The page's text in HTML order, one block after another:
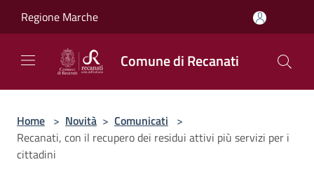
Regione Marche
Comune di Recanati
Home > Novità > Comunicati >
Recanati, con il recupero dei residui attivi più servizi per i
cittadini